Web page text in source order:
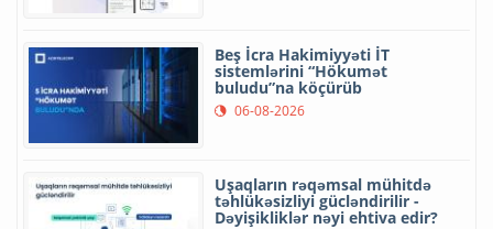
Beş İcra Hakimiyyəti İT
sistemlərini “Hökumət
buludu”na köçürüb
06-08-2026
Uşaqların rəqəmsal mühitdə
təhlükəsizliyi gücləndirilir -
Dəyişikliklər nəyi ehtiva edir?